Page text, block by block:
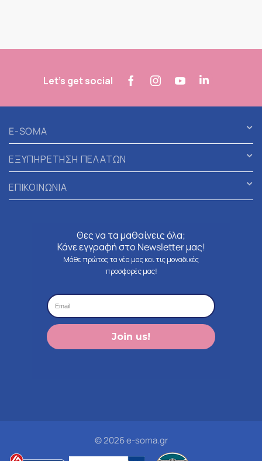
Let's get social
E-SOMA
ΕΞΥΠΗΡΕΤΗΣΗ ΠΕΛΑΤΩΝ
ΕΠΙΚΟΙΝΩΝΙΑ
Θες να τα μαθαίνεις όλα;
Κάνε εγγραφή στο Newsletter μας!
Μάθε πρώτος τα νέα μας και τις μοναδικές
προσφορές μας!
Join us!
© 2026 e-soma.gr